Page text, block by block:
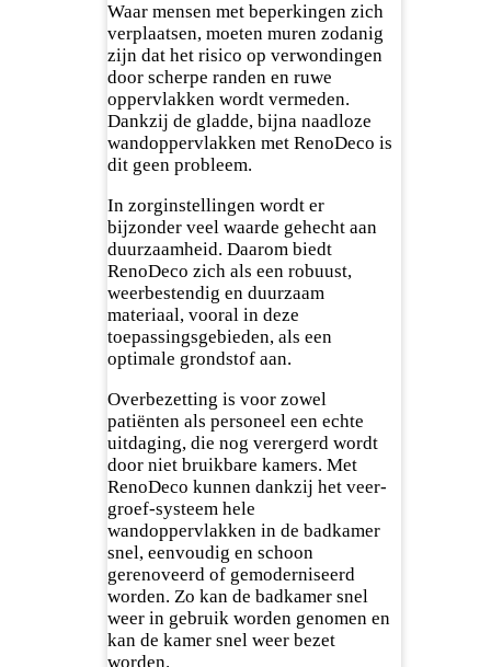
Waar mensen met beperkingen zich
verplaatsen, moeten muren zodanig
zijn dat het risico op verwondingen
door scherpe randen en ruwe
oppervlakken wordt vermeden.
Dankzij de gladde, bijna naadloze
wandoppervlakken met RenoDeco is
dit geen probleem.
In zorginstellingen wordt er
bijzonder veel waarde gehecht aan
duurzaamheid. Daarom biedt
RenoDeco zich als een robuust,
weerbestendig en duurzaam
materiaal, vooral in deze
toepassingsgebieden, als een
optimale grondstof aan.
Overbezetting is voor zowel
patiënten als personeel een echte
uitdaging, die nog verergerd wordt
door niet bruikbare kamers. Met
RenoDeco kunnen dankzij het veer-
groef-systeem hele
wandoppervlakken in de badkamer
snel, eenvoudig en schoon
gerenoveerd of gemoderniseerd
worden. Zo kan de badkamer snel
weer in gebruik worden genomen en
kan de kamer snel weer bezet
worden.